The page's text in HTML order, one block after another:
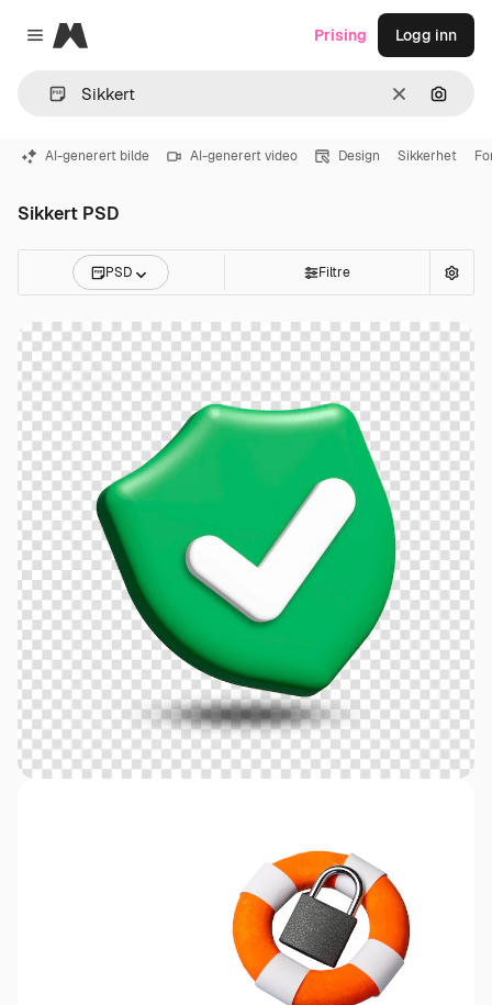
Close menu
Magnific
Slett Søk
Prising Logg inn
AI-generert bilde AI-generert video Design Sikkerhet
Sikkert PSD
PSD Filtre